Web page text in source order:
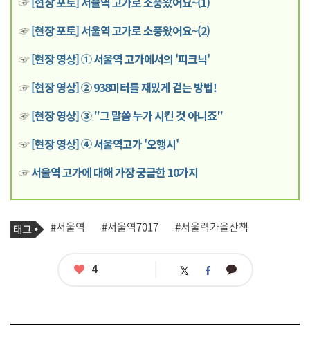
☞[현장 포토] 서울역 고가로 소풍왔어요~(2)
☞[현장 영상] ① 서울역 고가에서의 '피크닉'
☞[현장 영상] ② 938미터를 재밌게 걷는 방법!
☞[현장 영상] ③ ″그 말씀 누가 시킨 것 아니죠″
☞[현장 영상] ④ 서울역고가 '오행시'
☞서울역 고가에 대해 가장 궁금한 10가지
기
사
태
그
#서울역 #서울역7017 #서울력가을산책
좋
4 트 페 카